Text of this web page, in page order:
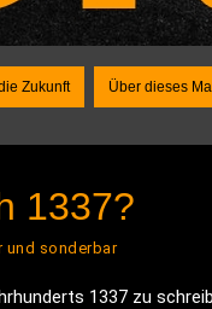
Zukunft Über dieses
1337?
und sonderbar
1337 zu